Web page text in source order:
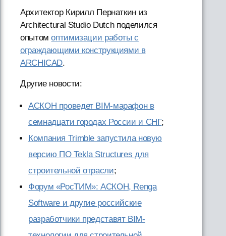
Архитектор Кирилл Пернаткин из
Architectural Studio Dutch поделился
опытомоптимизации работы с
ограждающими конструкциями в
ARCHICAD.
Другие новости:
АСКОН проведет BIM-марафон в
семнадцати городах России и СНГ;
Компания Trimble запустила новую
версию ПО Tekla Structures для
строительной отрасли;
Форум «РосТИМ»: АСКОН, Renga
Software и другие российские
разработчики представят BIM-